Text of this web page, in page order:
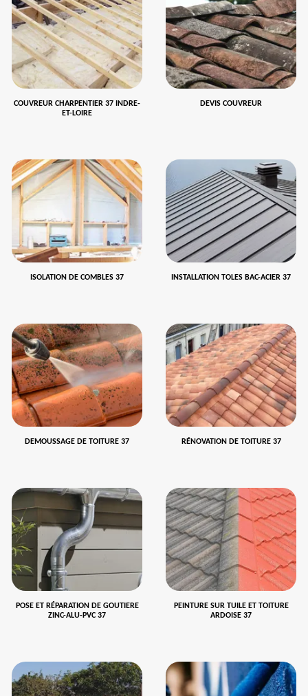
COUVREUR CHARPENTIER 37 INDRE-
ET-LOIRE
DEVIS COUVREUR
ISOLATION DE COMBLES 37 INSTALLATION TOLES BAC-ACIER 37
DEMOUSSAGE DE TOITURE 37 RÉNOVATION DE TOITURE 37
POSE ET RÉPARATION DE GOUTIERE
ZINC-ALU-PVC 37
PEINTURE SUR TUILE ET TOITURE
ARDOISE 37